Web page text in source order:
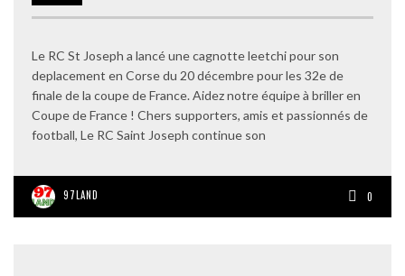
Le RC St Joseph a lancé une cagnotte leetchi pour son
deplacement en Corse du 20 décembre pour les 32e de
finale de la coupe de France. Aidez notre équipe à briller en
Coupe de France ! Chers supporters, amis et passionnés de
football, Le RC Saint Joseph continue son
97LAND 0